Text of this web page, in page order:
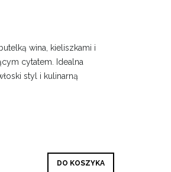
wina, kieliszkami i
cytatem. Idealna
styl i kulinarną
DO KOSZYKA